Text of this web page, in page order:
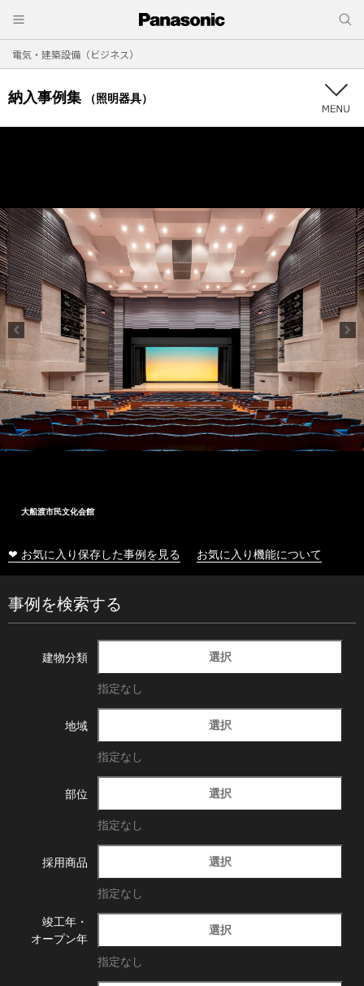
電気・建築設備（ビジネス）
納入事例集 （照明器具）
大船渡市民文化会館
❤ お気に入り保存した事例を見る お気に入り機能について
事例を検索する
建物分類 選択
指定なし
地域 選択
指定なし
部位 選択
指定なし
採用商品 選択
指定なし
竣工年・
オープン年
選択
指定なし